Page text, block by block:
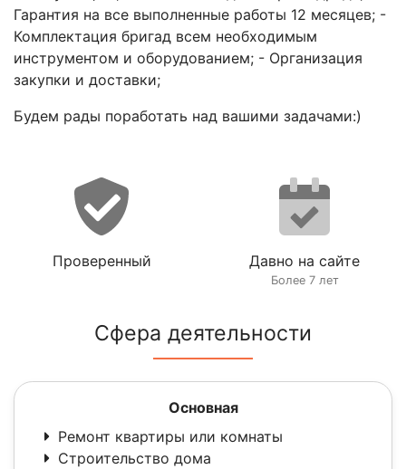
Гарантия на все выполненные работы 12 месяцев; -
Комплектация бригад всем необходимым
инструментом и оборудованием; - Организация
закупки и доставки;
Будем рады поработать над вашими задачами:)
Проверенный Давно на сайте
Более 7 лет
Сфера деятельности
Основная
Ремонт квартиры или комнаты
Строительство дома